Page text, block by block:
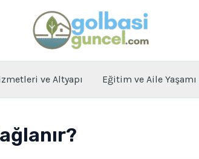
ve Altyapı Eğitim ve Aile Yaşamı